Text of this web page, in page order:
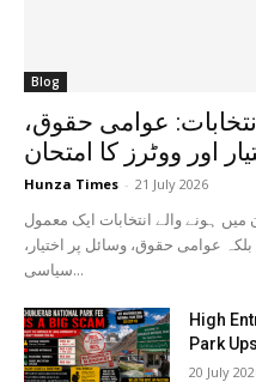
Blog
عوامی حقوق،
اور ووٹرز کا امتحان
Hunza Times - 21 July 2026
ہونے والے انتخابات ایک معمول
عوامی حقوق، وسائل پر اختیار،
سیاسی...
High
Park
20 July